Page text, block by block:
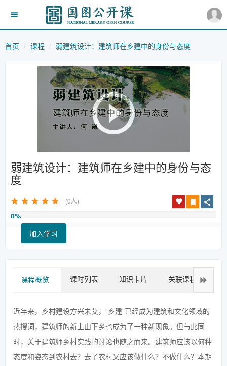
首页 课程 弱建筑设计：建筑师在乡建中的身份与态度
弱建筑设计：建筑师在乡建中的身份与态
度
(0人)
0%
加入学习
课程概览 课时列表 知识卡片 关联课程
近年来，乡村建设方兴未艾，“乡建”已经成为建筑和文化领域的
热搜词，建筑师的新上山下乡也成为了一种新现象。但与此同
时，关于建筑师乡村实践的讨论也随之而来。建筑师应该以何种
态度和姿态到农村去？去了农村又应该做什么？不做什么？本期